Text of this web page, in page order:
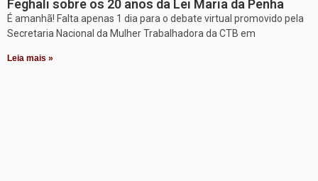
Feghali sobre os 20 anos da Lei Maria da Penha
É amanhã! Falta apenas 1 dia para o debate virtual promovido pela
Secretaria Nacional da Mulher Trabalhadora da CTB em
Leia mais »